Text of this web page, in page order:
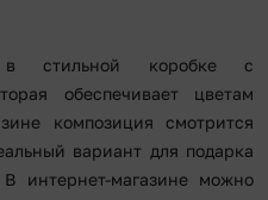
стильной коробке с
обеспечивает цветам
композиция смотрится
вариант для подарка
интернет-магазине можно